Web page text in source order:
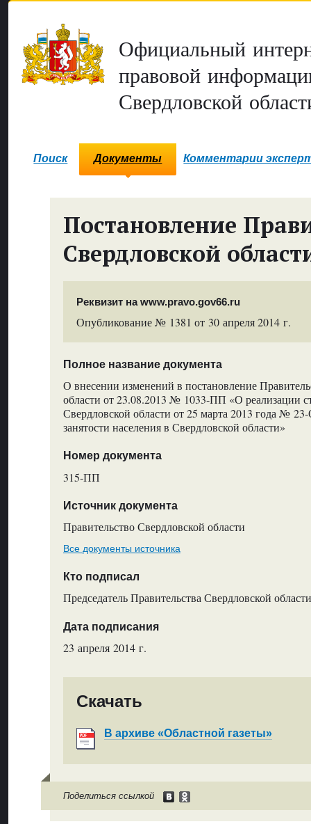
Официальный
правовой
Свердловской
Поиск Документы Комментарии
Постановление
Свердловской
Реквизит на www.pravo.gov66.ru
Опубликование № 1381 от 30 апреля 2014 г.
Полное название документа
О внесении изменений в постановление
области от 23.08.2013 № 1033‑ПП «О реализации
Свердловской области от 25 марта 2013 года №
занятости населения в Свердловской области»
Номер документа
315‑ПП
Источник документа
Правительство Свердловской области
Все документы источника
Кто подписал
Председатель Правительства Свердловской
Дата подписания
23 апреля 2014 г.
Скачать
В архиве «Областной газеты»
Поделиться ссылкой